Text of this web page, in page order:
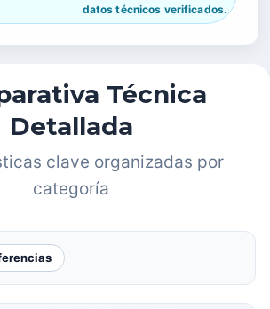
datos técnicos verificados.
Técnica
Detallada
clave organizadas por
categoría